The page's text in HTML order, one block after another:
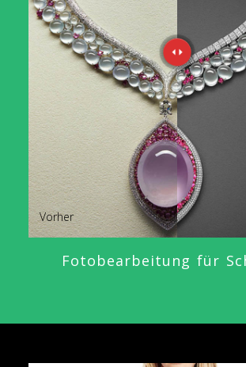
Vorher
Fotobearbeitung für